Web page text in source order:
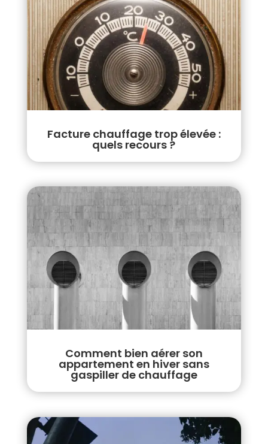
Facture chauffage trop élevée :
quels recours ?
Comment bien aérer son
appartement en hiver sans
gaspiller de chauffage